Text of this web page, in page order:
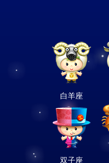
白羊座
双子座